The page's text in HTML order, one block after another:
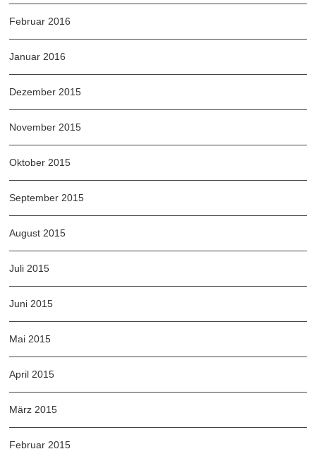
Februar 2016
Januar 2016
Dezember 2015
November 2015
Oktober 2015
September 2015
August 2015
Juli 2015
Juni 2015
Mai 2015
April 2015
März 2015
Februar 2015